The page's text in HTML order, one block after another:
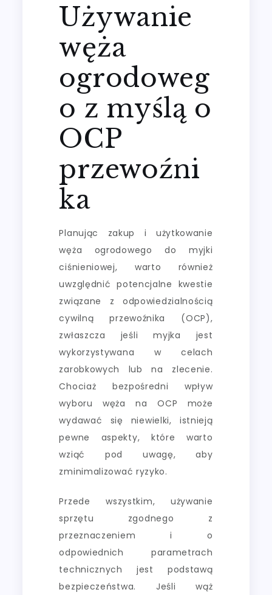
Używanie
węża
ogrodoweg
o z myślą o
OCP
przewoźni
ka
Planując zakup i użytkowanie
węża ogrodowego do myjki
ciśnieniowej, warto również
uwzględnić potencjalne kwestie
związane z odpowiedzialnością
cywilną przewoźnika (OCP),
zwłaszcza jeśli myjka jest
wykorzystywana w celach
zarobkowych lub na zlecenie.
Chociaż bezpośredni wpływ
wyboru węża na OCP może
wydawać się niewielki, istnieją
pewne aspekty, które warto
wziąć pod uwagę, aby
zminimalizować ryzyko.
Przede wszystkim, używanie
sprzętu zgodnego z
przeznaczeniem i o
odpowiednich parametrach
technicznych jest podstawą
bezpieczeństwa. Jeśli wąż